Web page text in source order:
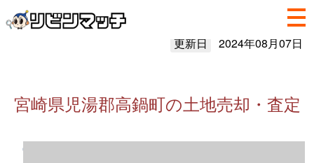
更新日 2024年08月07日
宮崎県児湯郡高鍋町の土地売却・査定
宮崎県児湯郡高鍋町の土地売却情報（2023